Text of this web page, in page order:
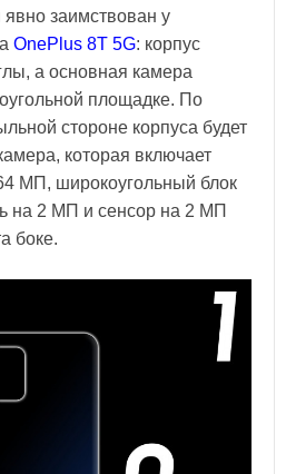
явно заимствован у
OnePlus 8T 5G: корпус
а основная камера
площадке. По
стороне корпуса будет
которая включает
МП, широкоугольный блок
на 2 МП и сенсор на 2 МП
боке.